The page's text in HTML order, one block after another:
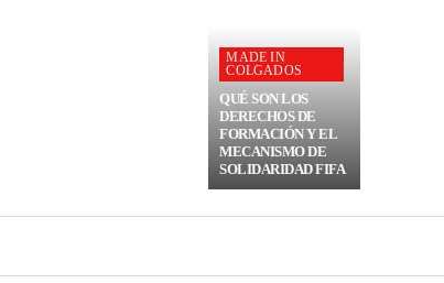
MADE IN
COLGADOS
QUÉ SON LOS
DERECHOS DE
FORMACIÓN Y EL
MECANISMO DE
SOLIDARIDAD FIFA